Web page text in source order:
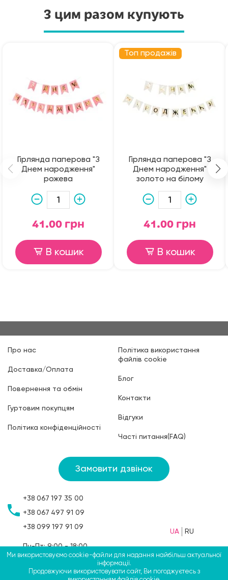
З цим разом купують
Гірлянда паперова "З
Днем народження"
рожева
41.00 грн
В кошик
Топ продажів
Гірлянда паперова "З
Днем народження"
золото на білому
41.00 грн
В кошик
Про нас
Доставка/Оплата
Повернення та обмін
Гуртовим покупцям
Політика конфіденційності
Політика використання
файлів cookie
Блог
Контакти
Відгуки
Часті питання(FAQ)
Замовити дзвінок
+38 067 197 35 00
+38 067 497 91 09
+38 099 197 91 09
Пн-Пт: 9:00 - 18:00
Сб: 9:00 - 15:00
UA RU
Ми використовуємо cookie-файли для надання найбільш актуальної
інформації.
Продовжуючи використовувати сайт, Ви погоджуєтесь з